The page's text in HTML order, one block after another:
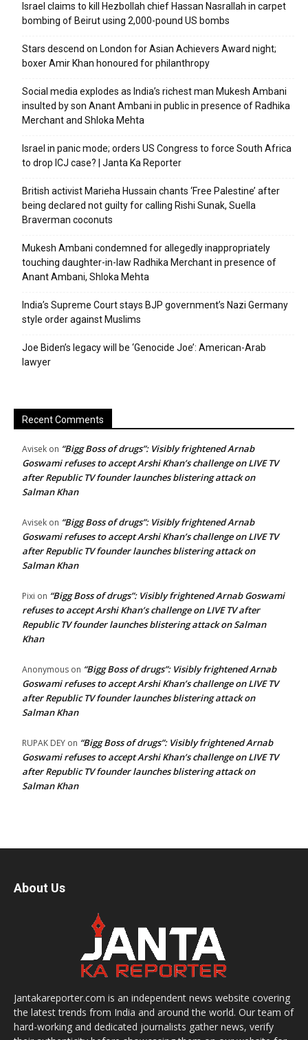
Israel claims to kill Hezbollah chief Hassan Nasrallah in carpet
bombing of Beirut using 2,000-pound US bombs
Stars descend on London for Asian Achievers Award night;
boxer Amir Khan honoured for philanthropy
Social media explodes as India’s richest man Mukesh Ambani
insulted by son Anant Ambani in public in presence of Radhika
Merchant and Shloka Mehta
Israel in panic mode; orders US Congress to force South Africa
to drop ICJ case? | Janta Ka Reporter
British activist Marieha Hussain chants ‘Free Palestine’ after
being declared not guilty for calling Rishi Sunak, Suella
Braverman coconuts
Mukesh Ambani condemned for allegedly inappropriately
touching daughter-in-law Radhika Merchant in presence of
Anant Ambani, Shloka Mehta
India’s Supreme Court stays BJP government’s Nazi Germany
style order against Muslims
Joe Biden’s legacy will be ‘Genocide Joe’: American-Arab
lawyer
Recent Comments
Avisek on “Bigg Boss of drugs”: Visibly frightened Arnab
Goswami refuses to accept Arshi Khan’s challenge on LIVE TV
after Republic TV founder launches blistering attack on
Salman Khan
Avisek on “Bigg Boss of drugs”: Visibly frightened Arnab
Goswami refuses to accept Arshi Khan’s challenge on LIVE TV
after Republic TV founder launches blistering attack on
Salman Khan
Pixi on “Bigg Boss of drugs”: Visibly frightened Arnab Goswami
refuses to accept Arshi Khan’s challenge on LIVE TV after
Republic TV founder launches blistering attack on Salman
Khan
Anonymous on “Bigg Boss of drugs”: Visibly frightened Arnab
Goswami refuses to accept Arshi Khan’s challenge on LIVE TV
after Republic TV founder launches blistering attack on
Salman Khan
RUPAK DEY on “Bigg Boss of drugs”: Visibly frightened Arnab
Goswami refuses to accept Arshi Khan’s challenge on LIVE TV
after Republic TV founder launches blistering attack on
Salman Khan
About Us
Jantakareporter.com is an independent news website covering
the latest trends from India and around the world. Our team of
hard-working and dedicated journalists gather news, verify